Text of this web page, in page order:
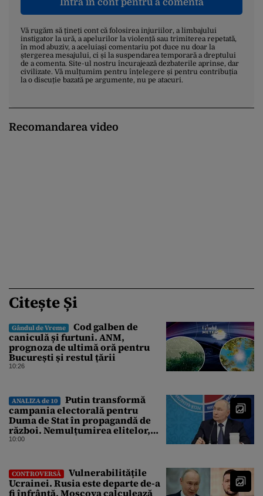
Intră în cont pentru a comenta
Vă rugăm să țineți cont că folosirea injuriilor, a limbajului
instigator la ură, a apelurilor la violență sau trimiterea repetată,
în mod abuziv, a aceluiași comentariu pot duce nu doar la
ștergerea mesajului, ci și la suspendarea temporară a dreptului
de a comenta. Site-ul nostru încurajează dezbaterile aprinse, dar
civilizate. Vă mulțumim pentru înțelegere și pentru contribuția
la o discuție bazată pe argumente, nu pe atacuri.
Recomandarea video
Citește Și
Gândul de Vreme
Cod galben de
caniculă și furtuni. ANM,
prognoza de ultimă oră pentru
București și restul țării
10:26
ANALIZA de 10
Putin transformă
campania electorală pentru
Duma de Stat în propagandă de
război. Nemulțumirea elitelor,
tratată cu indiferență la Kremlin
10:00
CONTROVERSĂ
Vulnerabilitățile
Ucrainei. Rusia este departe de-a
fi înfrântă, Moscova calculează